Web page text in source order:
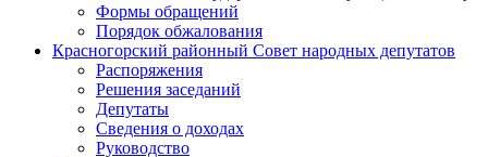
Формы обращений
Порядок обжалования
Красногорский районный Совет народных депутатов
Распоряжения
Решения заседаний
Депутаты
Сведения о доходах
Руководство